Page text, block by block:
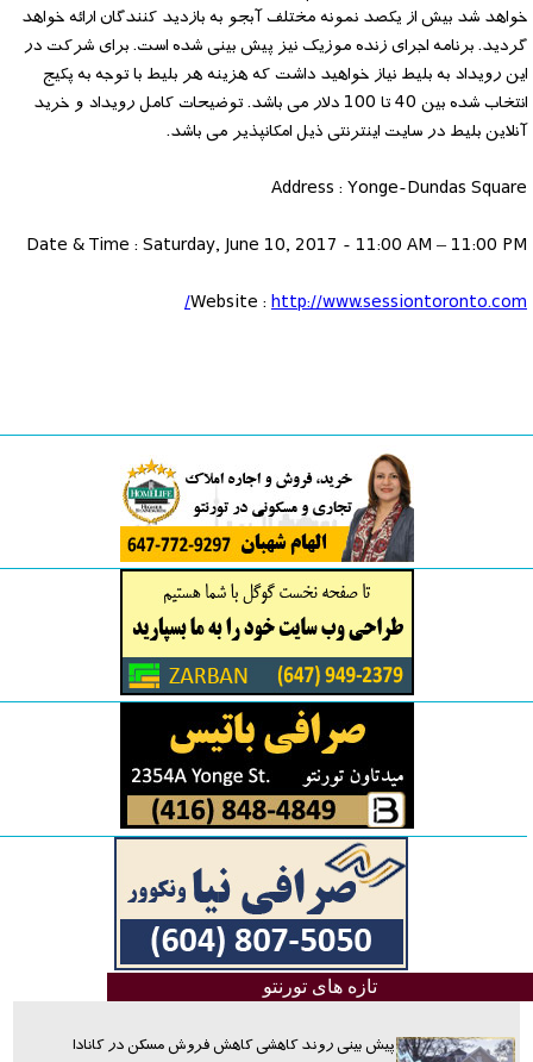
خواهد شد بیش از یکصد نمونه مختلف آبجو به بازدید کنندگان ارائه خواهد
گردید. برنامه اجرای زنده موزیک نیز پیش بینی شده است. برای شرکت در
این رویداد به بلیط نیاز خواهید داشت که هزینه هر بلیط با توجه به پکیج
انتخاب شده بین 40 تا 100 دلار می باشد. توضیحات کامل رویداد و خرید
آنلاین بلیط در سایت اینترنتی ذیل امکانپذیر می باشد.
Address : Yonge-Dundas Square
Date & Time : Saturday, June 10, 2017 - 11:00 AM – 11:00 PM
Website :http://www.sessiontoronto.com/
تازه های تورنتو
پیش بینی روند کاهشی کاهش فروش مسکن در کانادا